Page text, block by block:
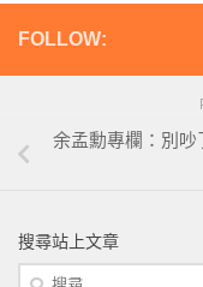
FOLLOW:
余孟勳專欄：別
搜尋站上文章
搜